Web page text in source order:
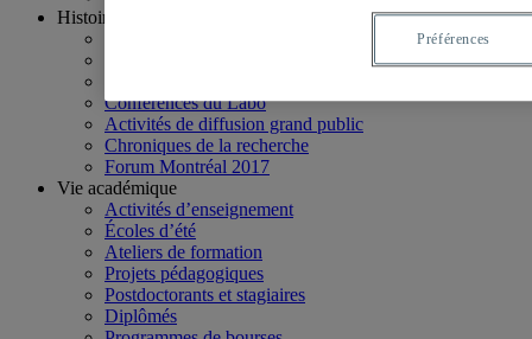
Histoire publique
Conférences du Labo
Activités de diffusion grand public
Chroniques de la recherche
Forum Montréal 2017
Vie académique
Activités d’enseignement
Écoles d’été
Ateliers de formation
Projets pédagogiques
Postdoctorants et stagiaires
Diplômés
Préférences